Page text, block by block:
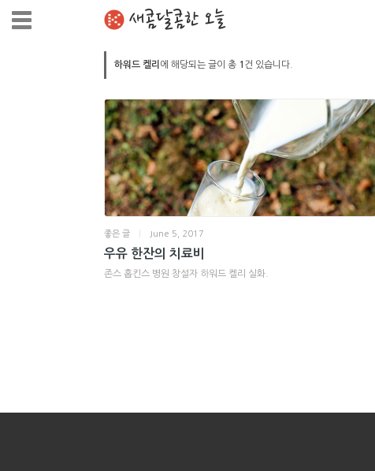
새콤달콤한 오늘
하워드 켈리 에 해당되는 글이 총 1 건 있습니다.
좋은 글 June 5, 2017
우유 한잔의 치료비
존스 홉킨스 병원 창설자 하워드 켈리 실화.